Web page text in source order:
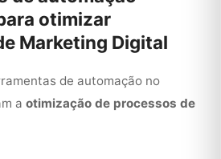
otimizar
Marketing Digital
de automação no
a otimização de processos de